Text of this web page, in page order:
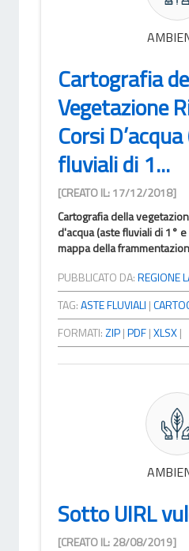
Cartografia
Vegetazione
Corsi
fluviali di 1...
[CREATO IL: 17/12/2018]
Cartografia della
d'acqua (aste fluviali di 1°
mappa della
PUBBLICATO DA:REGIONE
TAG:ASTE FLUVIALI |
FORMATI:ZIP|PDF|XLSX|
Sotto UIRL
[CREATO IL: 28/08/2019]